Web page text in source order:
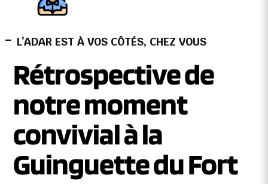
L’ADAR EST À VOS CÔTÉS, CHEZ VOUS
Rétrospective de
notre moment
convivial à la
Guinguette du Fort